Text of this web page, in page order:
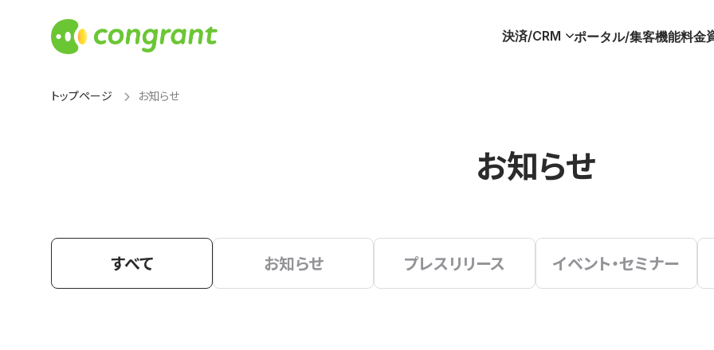
決済/CRM ポータル/集客機能料金
トップページ お知らせ
お知らせ
すべて お知らせ プレスリリース イベント・セミナー